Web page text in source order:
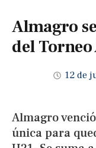
Almagro
del
12 de
Almagro
única para